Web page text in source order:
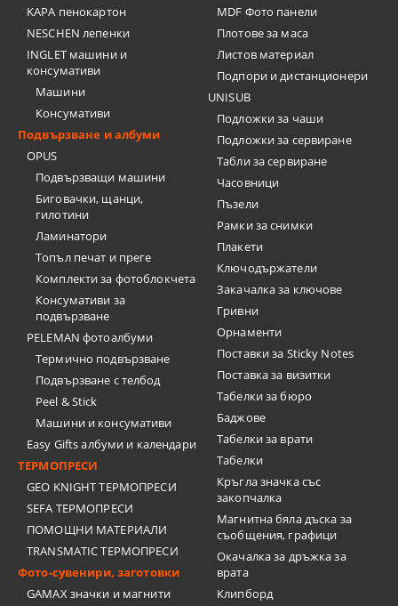
KAPA пенокартон
NESCHEN лепенки
INGLET машини и
консумативи
Машини
Консумативи
Подвързване и албуми
OPUS
Подвързващи машини
Биговачки, щанци,
гилотини
Ламинатори
Топъл печат и преге
Комплекти за фотоблокчета
Консумативи за
подвързване
PELEMAN фотоалбуми
Термично подвързване
Подвързване с телбод
Peel & Stick
Машини и консумативи
Easy Gifts албуми и календари
ТЕРМОПРЕСИ
GEO KNIGHT ТЕРМОПРЕСИ
SEFA ТЕРМОПРЕСИ
ПОМОЩНИ МАТЕРИАЛИ
TRANSMATIC ТЕРМОПРЕСИ
Фото-сувенири, заготовки
GAMAX значки и магнити
MDF Фото панели
Плотове за маса
Листов материал
Подпори и дистанционери
UNISUB
Подложки за чаши
Подложки за сервиране
Табли за сервиране
Часовници
Пъзели
Рамки за снимки
Плакети
Ключодържатели
Закачалка за ключове
Гривни
Орнаменти
Поставки за Sticky Notes
Поставка за визитки
Tабелки за бюро
Баджове
Табелки за врати
Табелки
Кръгла значка със
закопчалка
Магнитна бяла дъска за
съобщения, графици
Окачалка за дръжка за
врата
Клипборд